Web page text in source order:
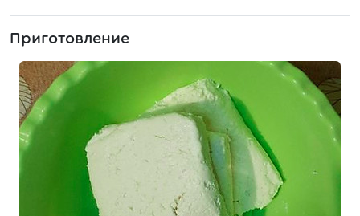
Приготовление